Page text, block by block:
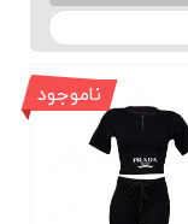
ناموجود